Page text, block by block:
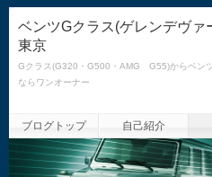
ベンツGクラス(ゲレンデヴァ
東京
Gクラス(G320・G500・AMG G55)からベン
ならワンオーナー
ブログトップ 自己紹介